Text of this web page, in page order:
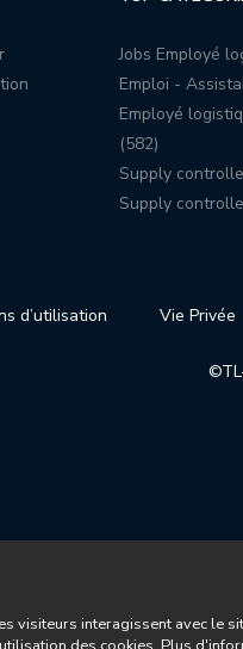
Jobs Employé
Emploi -
Employé
(582)
Supply
Supply
d’utilisation Vie Privée
visiteurs interagissent avec le